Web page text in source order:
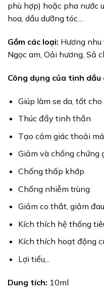
phù hợp) hoặc pha nước
hoa, dầu dưỡng tóc…
Gồm các loại: Hương nhu
Ngọc am, Oải hương, Sả
Công dụng của tinh
Giúp làm se da, tốt
Thúc đẩy tinh thần
Tạo cảm giác thoải
Giảm và chống chứng
Chống thấp khớp
Chống nhiễm trùng
Giảm co thắt, giảm đau
Kích thích hệ thống
Kích thích hoạt động
Lợi tiểu,..
Dung tích: 10ml